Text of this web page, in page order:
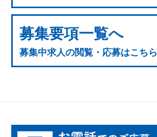
募集要項一覧へ
募集中求人の閲覧・応募はこちら